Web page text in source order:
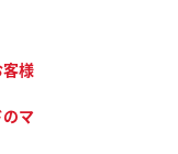
様
マ